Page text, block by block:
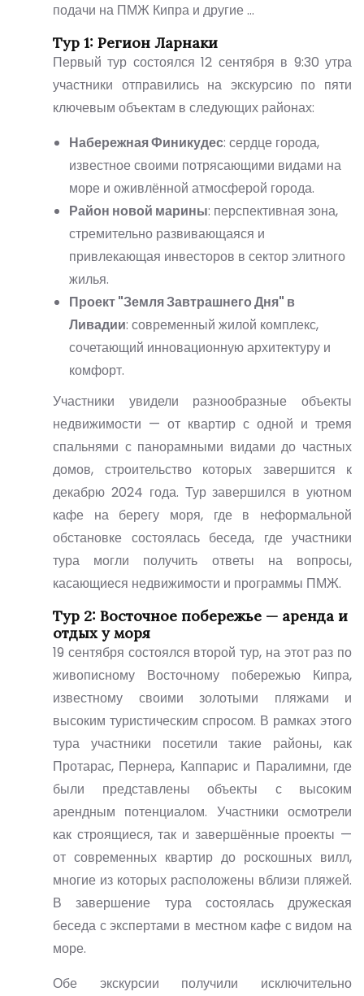
подачи на ПМЖ Кипра и другие …
Тур 1: Регион Ларнаки
Первый тур состоялся 12 сентября в 9:30 утра
участники отправились на экскурсию по пяти
ключевым объектам в следующих районах:
Набережная Финикудес: сердце города,
известное своими потрясающими видами на
море и оживлённой атмосферой города.
Район новой марины: перспективная зона,
стремительно развивающаяся и
привлекающая инвесторов в сектор элитного
жилья.
Проект "Земля Завтрашнего Дня" в
Ливадии: современный жилой комплекс,
сочетающий инновационную архитектуру и
комфорт.
Участники увидели разнообразные объекты
недвижимости — от квартир с одной и тремя
спальнями с панорамными видами до частных
домов, строительство которых завершится к
декабрю 2024 года. Тур завершился в уютном
кафе на берегу моря, где в неформальной
обстановке состоялась беседа, где участники
тура могли получить ответы на вопросы,
касающиеся недвижимости и программы ПМЖ.
Тур 2: Восточное побережье — аренда и
отдых у моря
19 сентября состоялся второй тур, на этот раз по
живописному Восточному побережью Кипра,
известному своими золотыми пляжами и
высоким туристическим спросом. В рамках этого
тура участники посетили такие районы, как
Протарас, Пернера, Каппарис и Паралимни, где
были представлены объекты с высоким
арендным потенциалом. Участники осмотрели
как строящиеся, так и завершённые проекты —
от современных квартир до роскошных вилл,
многие из которых расположены вблизи пляжей.
В завершение тура состоялась дружеская
беседа с экспертами в местном кафе с видом на
море.
Обе экскурсии получили исключительно